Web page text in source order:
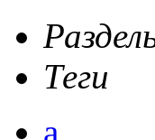
Теги
а